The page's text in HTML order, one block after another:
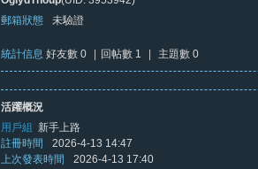
郵箱狀態
未驗證
統計信息 好友數 0 回帖數 1 主題數 0
活躍概況
用戶組
新手上路
註冊時間
2026-4-13 14:47
上次發表時間
2026-4-13 17:40